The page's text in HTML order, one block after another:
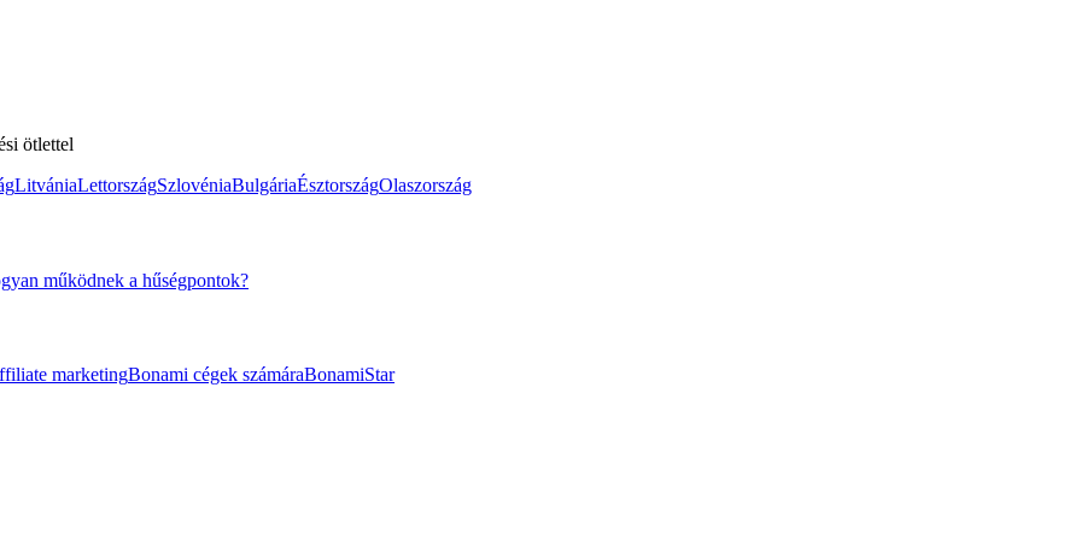
ötlettel
LitvániaLettországSzlovéniaBulgáriaÉsztországOlaszország
működnek a hűségpontok?
marketingBonami cégek számáraBonamiStar